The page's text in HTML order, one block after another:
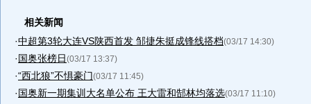
相关新闻
·中超第3轮大连VS陕西首发 邹捷朱挺成锋线搭档(03/17 14:30)
·国奥张榜日(03/17 13:37)
·“西北狼”不惧豪门(03/17 11:45)
·国奥新一期集训大名单公布 王大雷和郜林均落选(03/17 11:10)